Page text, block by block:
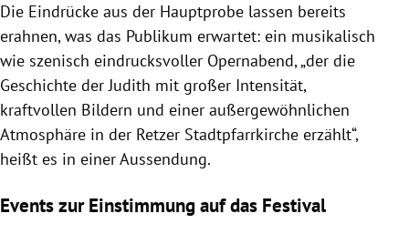
Die Eindrücke aus der Hauptprobe lassen bereits
erahnen, was das Publikum erwartet: ein musikalisch
wie szenisch eindrucksvoller Opernabend, „der die
Geschichte der Judith mit großer Intensität,
kraftvollen Bildern und einer außergewöhnlichen
Atmosphäre in der Retzer Stadtpfarrkirche erzählt“,
heißt es in einer Aussendung.
Events zur Einstimmung auf das Festival